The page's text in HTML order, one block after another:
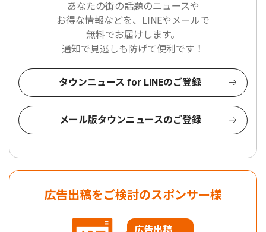
あなたの街の話題のニュースや
お得な情報などを、LINEやメールで
無料でお届けします。
通知で見逃しも防げて便利です！
タウンニュース for LINEのご登録
メール版タウンニュースのご登録
広告出稿をご検討のスポンサー様